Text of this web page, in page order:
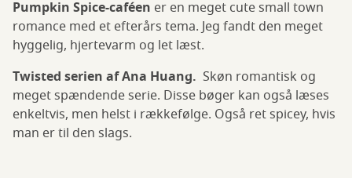
Pumpkin Spice-caféen er en meget cute small town
romance med et efterårs tema. Jeg fandt den meget
hyggelig, hjertevarm og let læst.
Twisted serien af Ana Huang. Skøn romantisk og
meget spændende serie. Disse bøger kan også læses
enkeltvis, men helst i rækkefølge. Også ret spicey, hvis
man er til den slags.